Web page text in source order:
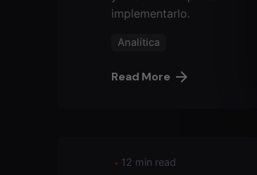
implementarlo.
Analítica
Read More
12 min read